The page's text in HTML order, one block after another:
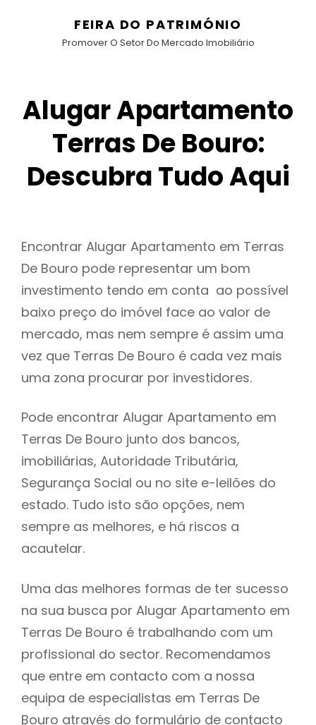
FEIRA DO PATRIMÓNIO
Promover O Setor Do Mercado Imobiliário
Alugar Apartamento
Terras De Bouro:
Descubra Tudo Aqui
Encontrar Alugar Apartamento em Terras
De Bouro pode representar um bom
investimento tendo em conta ao possível
baixo preço do imóvel face ao valor de
mercado, mas nem sempre é assim uma
vez que Terras De Bouro é cada vez mais
uma zona procurar por investidores.
Pode encontrar Alugar Apartamento em
Terras De Bouro junto dos bancos,
imobiliárias, Autoridade Tributária,
Segurança Social ou no site e-leilões do
estado. Tudo isto são opções, nem
sempre as melhores, e há riscos a
acautelar.
Uma das melhores formas de ter sucesso
na sua busca por Alugar Apartamento em
Terras De Bouro é trabalhando com um
profissional do sector. Recomendamos
que entre em contacto com a nossa
equipa de especialistas em Terras De
Bouro através do formulário de contacto